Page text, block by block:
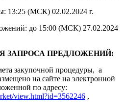
13:25 (МСК) 02.02.2024 г.
до 15:00 (МСК) 27.02.2024
ЗАПРОСА ПРЕДЛОЖЕНИЙ:
закупочной процедуры, а
на сайте на электронной
по адресу:
view.html?id=3562246 ,